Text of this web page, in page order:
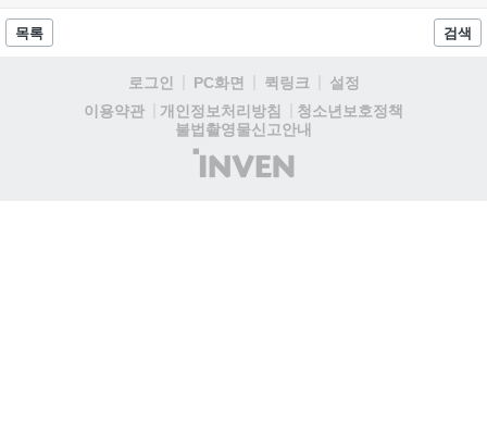
목록 검색
로그인 PC화면 퀵링크
설정
이용약관
개인정보처리방침
청소년보호정책
불법촬영물신고안내
(주)
인